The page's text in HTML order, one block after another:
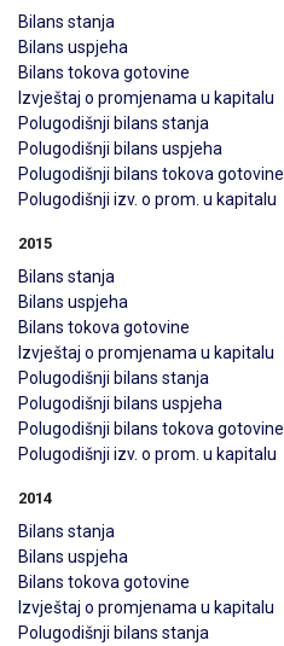
Bilans stanja
Bilans uspjeha
Bilans tokova gotovine
Izvještaj o promjenama u kapitalu
Polugodišnji bilans stanja
Polugodišnji bilans uspjeha
Polugodišnji bilans tokova gotovine
Polugodišnji izv. o prom. u kapitalu
2015
Bilans stanja
Bilans uspjeha
Bilans tokova gotovine
Izvještaj o promjenama u kapitalu
Polugodišnji bilans stanja
Polugodišnji bilans uspjeha
Polugodišnji bilans tokova gotovine
Polugodišnji izv. o prom. u kapitalu
2014
Bilans stanja
Bilans uspjeha
Bilans tokova gotovine
Izvještaj o promjenama u kapitalu
Polugodišnji bilans stanja